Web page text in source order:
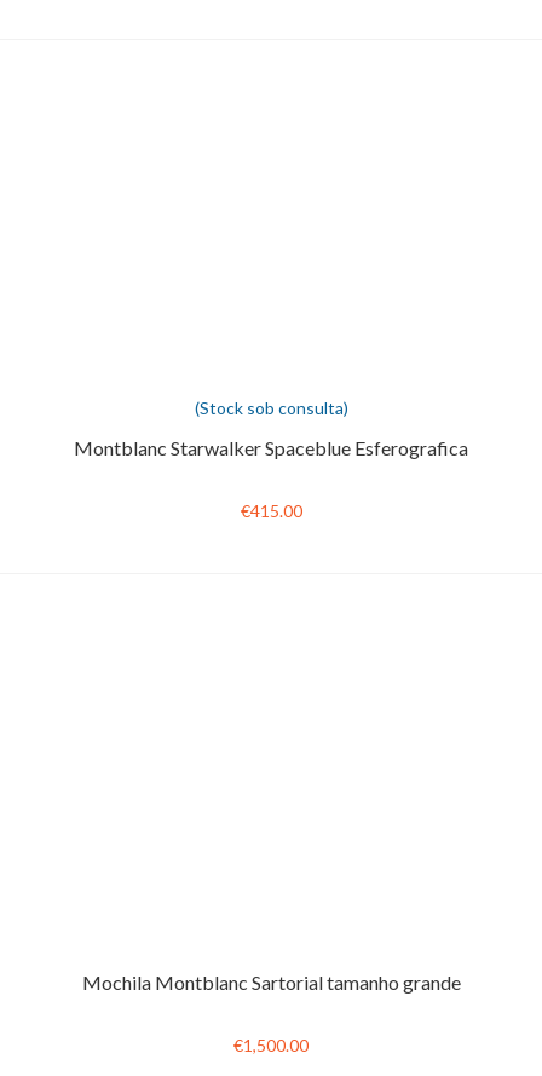
(Stock sob consulta)
Montblanc Starwalker Spaceblue Esferografica
€415.00
Mochila Montblanc Sartorial tamanho grande
€1,500.00